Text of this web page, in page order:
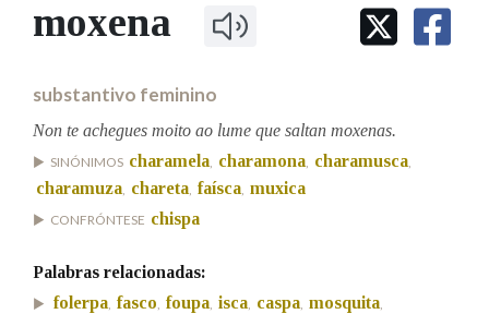
IDENTIDADE CORPORATIVA
MARCIAL DEL ADALID
FIGURAS HOMENAXEADAS
PRIMAVERA DAS LETRAS
PORTAL DAS PALABRAS
Facebook
TwitterYoutubeInstagram
Bluesky
BUSCAR NOS LEMAS
Remata por
moxena
substantivo feminino
Non te achegues moito ao lume que saltan moxenas.
SINÓNIMOS charamela, charamona, charamusca,
charamuza, chareta, faísca, muxica
CONFRÓNTESE chispa
Palabras relacionadas:
folerpa, fasco, foupa, isca, caspa, mosquita,